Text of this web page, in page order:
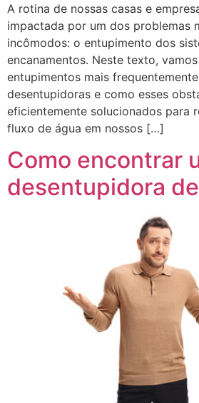
A rotina de nossas casas e
impactada por um dos problemas
incômodos: o entupimento dos
encanamentos. Neste texto,
entupimentos mais
desentupidoras e como esses
eficientemente solucionados para
fluxo de água em nossos […]
Como encontrar
desentupidora